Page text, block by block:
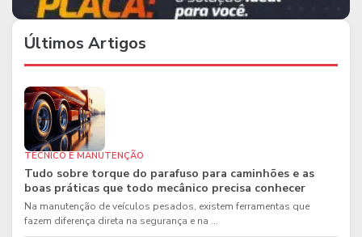
Últimos Artigos
TÉCNICO E MANUTENÇÃO
Tudo sobre torque do parafuso para caminhões e as
boas práticas que todo mecânico precisa conhecer
Na manutenção de veículos pesados, existem ferramentas que
fazem diferença direta na segurança e na ...